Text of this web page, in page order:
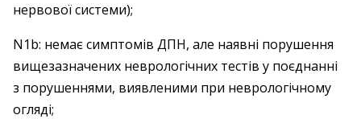
нервової системи);
N1b: немає симптомів ДПН, але наявні порушення
вищезазначених неврологічних тестів у поєднанні
з порушеннями, виявленими при неврологічному
огляді;